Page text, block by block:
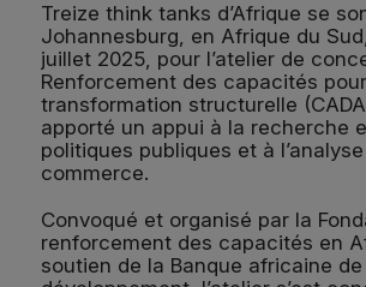
Treize think tanks d’Afrique se
Johannesburg, en Afrique du
juillet 2025, pour l’atelier de
Renforcement des capacités
transformation structurelle
apporté un appui à la recherche
politiques publiques et à
commerce.
Convoqué et organisé par la
renforcement des capacités en
soutien de la Banque africaine de